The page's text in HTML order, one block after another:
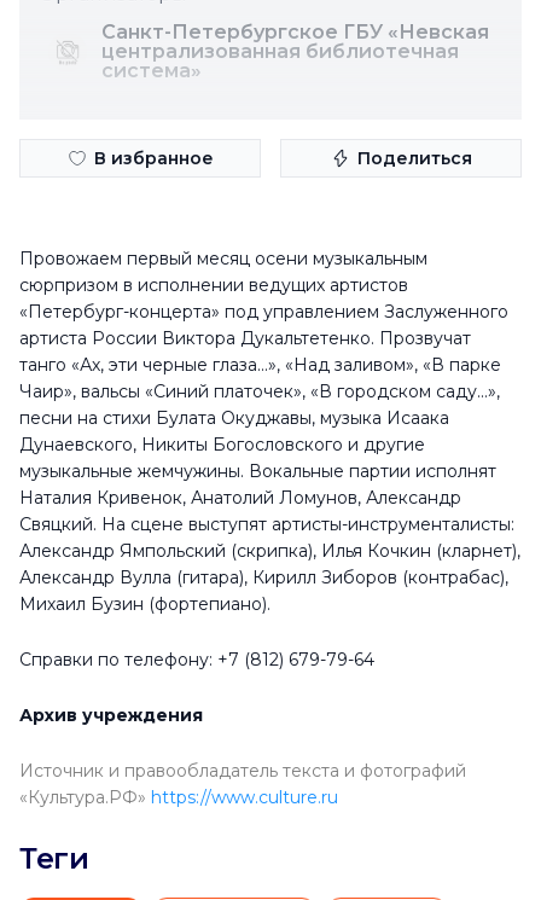
Санкт-Петербургское ГБУ «Невская
централизованная библиотечная
система»
В избранное Поделиться
Провожаем первый месяц осени музыкальным
сюрпризом в исполнении ведущих артистов
«Петербург-концерта» под управлением Заслуженного
артиста России Виктора Дукальтетенко. Прозвучат
танго «Ах, эти черные глаза...», «Над заливом», «В парке
Чаир», вальсы «Синий платочек», «В городском саду...»,
песни на стихи Булата Окуджавы, музыка Исаака
Дунаевского, Никиты Богословского и другие
музыкальные жемчужины. Вокальные партии исполнят
Наталия Кривенок, Анатолий Ломунов, Александр
Свяцкий. На сцене выступят артисты-инструменталисты:
Александр Ямпольский (скрипка), Илья Кочкин (кларнет),
Александр Вулла (гитара), Кирилл Зиборов (контрабас),
Михаил Бузин (фортепиано).
Справки по телефону: +7 (812) 679-79-64
Архив учреждения
Источник и правообладатель текста и фотографий
«Культура.РФ» https://www.culture.ru
Теги